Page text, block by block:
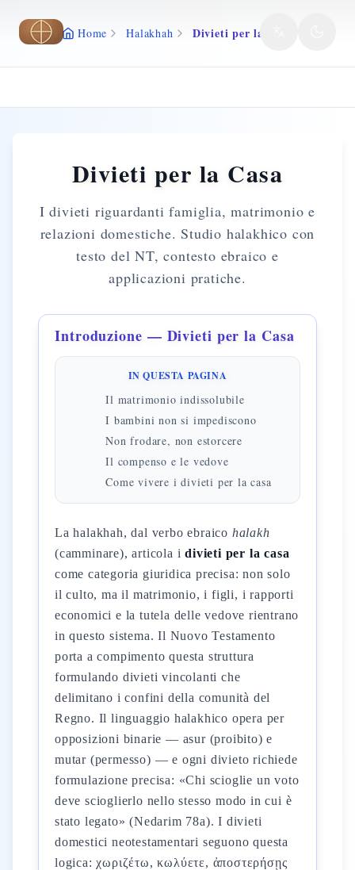
Vai al contenuto principale
Home Halakhah Divieti per la Casa
Divieti per la Casa
I divieti riguardanti famiglia, matrimonio e
relazioni domestiche. Studio halakhico con
testo del NT, contesto ebraico e
applicazioni pratiche.
Introduzione — Divieti per la Casa
IN QUESTA PAGINA
Il matrimonio indissolubile
I bambini non si impediscono
Non frodare, non estorcere
Il compenso e le vedove
Come vivere i divieti per la casa
La halakhah, dal verbo ebraico halakh
(camminare), articola idivieti per la casa
come categoria giuridica precisa: non solo
il culto, ma il matrimonio, i figli, i rapporti
economici e la tutela delle vedove rientrano
in questo sistema. Il Nuovo Testamento
porta a compimento questa struttura
formulando divieti vincolanti che
delimitano i confini della comunità del
Regno. Il linguaggio halakhico opera per
opposizioni binarie — asur (proibito) e
mutar (permesso) — e ogni divieto richiede
formulazione precisa: «Chi scioglie un voto
deve scioglierlo nello stesso modo in cui è
stato legato» (Nedarim 78a). I divieti
domestici neotestamentari seguono questa
logica: χωριζέτω, κωλύετε, ἀποστερήσῃς